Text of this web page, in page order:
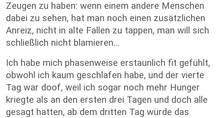
Zeugen zu haben: wenn einem andere Menschen
dabei zu sehen, hat man noch einen zusätzlichen
Anreiz, nicht in alte Fallen zu tappen, man will sich
schließlich nicht blamieren…
Ich habe mich phasenweise erstaunlich fit gefühlt,
obwohl ich kaum geschlafen habe, und der vierte
Tag war doof, weil ich sogar noch mehr Hunger
kriegte als an den ersten drei Tagen und doch alle
gesagt hatten, ab dem dritten Tag würde das